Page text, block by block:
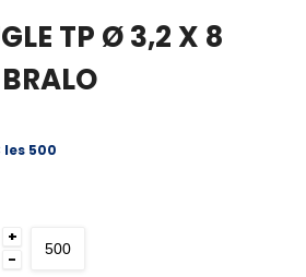
TP Ø 3,2 X 8
les 500
+
-